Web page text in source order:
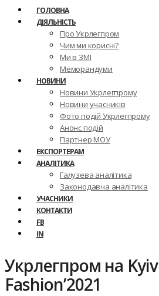
ГОЛОВНА
ДІЯЛЬНІСТЬ
Про Укрлегпром
Чим ми корисні?
Ми в ЗМІ
Меморандуми
НОВИНИ
Новини Укрлегпрому
Новини учасників
Фото подій Укрлегпрому
Анонс подій
Партнер МОУ
ЕКСПОРТЕРАМ
АНАЛІТИКА
Галузева аналітика
Законодавча аналітика
УЧАСНИКИ
КОНТАКТИ
FB
IN
Укрлегпром на Kyiv
Fashion’2021